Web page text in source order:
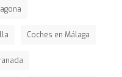
Coches en Málaga